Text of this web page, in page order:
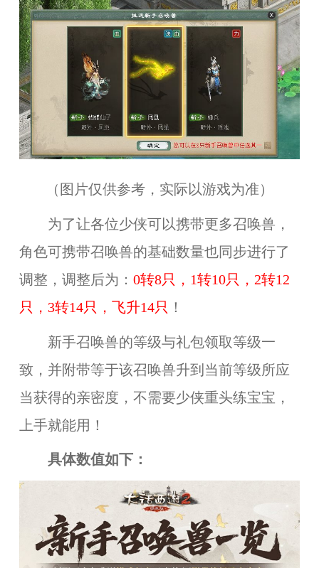
（图片仅供参考，实际以游戏为准）
为了让各位少侠可以携带更多召唤兽，
角色可携带召唤兽的基础数量也同步进行了
调整，调整后为： 0转8只，1转10只，2转12
只，3转14只，飞升14只 ！
新手召唤兽的等级与礼包领取等级一
致，并附带等于该召唤兽升到当前等级所应
当获得的亲密度，不需要少侠重头练宝宝，
上手就能用！
具体数值如下：